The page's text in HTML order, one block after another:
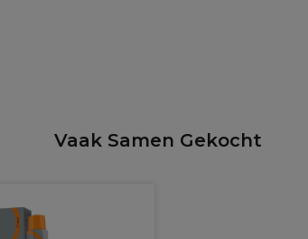
Vaak Samen Gekocht